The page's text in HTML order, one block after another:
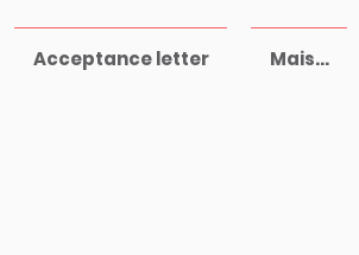
Acceptance letter Mais...